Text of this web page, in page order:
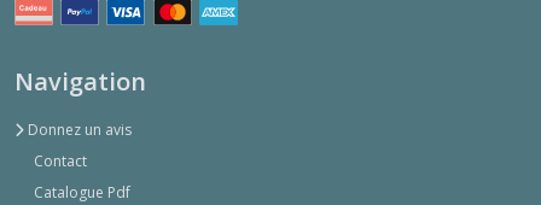
Navigation
Donnez un avis
Contact
Catalogue Pdf